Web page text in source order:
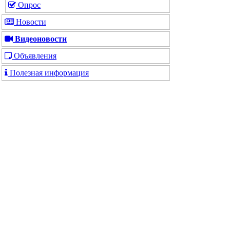
Опрос
Новости
Видеоновости
Объявления
Полезная информация